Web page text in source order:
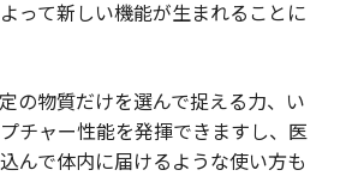
って新しい機能が生まれることに
の物質だけを選んで捉える力、い
チャー性能を発揮できますし、医
んで体内に届けるような使い方も